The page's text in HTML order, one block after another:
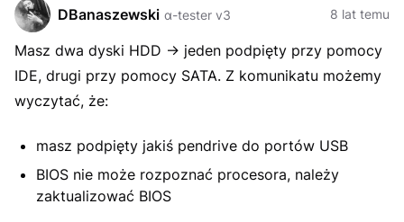
DBanaszewski α-tester v3 8 lat temu
Masz dwa dyski HDD -> jeden podpięty przy pomocy
IDE, drugi przy pomocy SATA. Z komunikatu możemy
wyczytać, że:
masz podpięty jakiś pendrive do portów USB
BIOS nie może rozpoznać procesora, należy
zaktualizować BIOS